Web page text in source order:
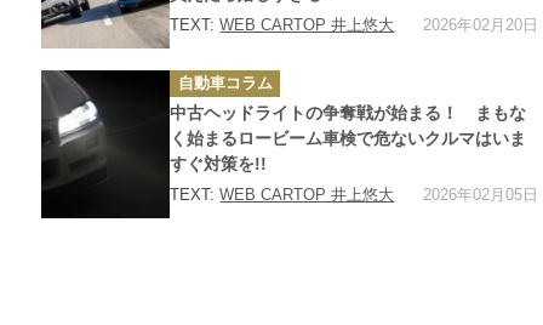
TEXT:WEB CARTOP 井上悠大 2026年02月20日
カ
テ
ゴ
リ
ー
自動車コラム
中古ヘッドライトの争奪戦が始まる！ まもな
く始まるロービーム車検で危ないクルマはいま
すぐ対策を!!
TEXT:WEB CARTOP 井上悠大 2026年02月05日